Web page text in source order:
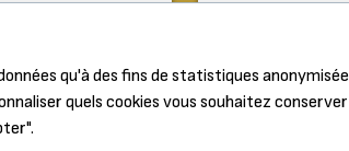
qu'à des fins de statistiques
quels cookies vous souhaitez